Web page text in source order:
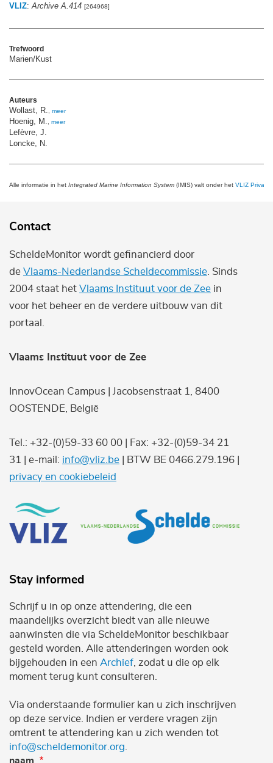
VLIZ: Archive A.414 [264968]
Trefwoord
Marien/Kust
Auteurs
Wollast, R. meer
Hoenig, M. meer
Lefèvre, J.
Loncke, N.
Alle informatie in het Integrated Marine Information System (IMIS) valt onder het VLIZ Privacy
Contact
ScheldeMonitor wordt gefinancierd door
de Vlaams-Nederlandse Scheldecommissie . Sinds
2004 staat het Vlaams Instituut voor de Zee in
voor het beheer en de verdere uitbouw van dit
portaal.
Vlaams Instituut voor de Zee
InnovOcean Campus | Jacobsenstraat 1, 8400
OOSTENDE, België
Tel.: +32-(0)59-33 60 00 | Fax: +32-(0)59-34 21
31 | e-mail: info@vliz.be | BTW BE 0466.279.196 |
privacy en cookiebeleid
Stay informed
Schrijf u in op onze attendering, die een
maandelijks overzicht biedt van alle nieuwe
aanwinsten die via ScheldeMonitor beschikbaar
gesteld worden. Alle attenderingen worden ook
bijgehouden in een Archief , zodat u die op elk
moment terug kunt consulteren.
Via onderstaande formulier kan u zich inschrijven
op deze service. Indien er verdere vragen zijn
omtrent te attendering kan u zich wenden tot
info@scheldemonitor.org
naam